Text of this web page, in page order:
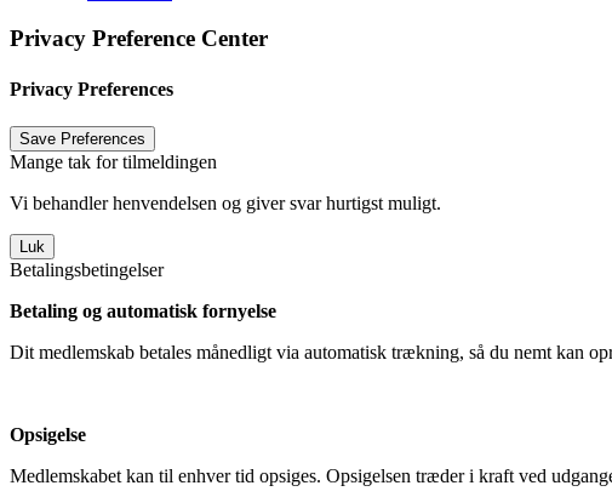
Privacy Preference Center
Privacy Preferences
Mange tak for tilmeldingen
Vi behandler henvendelsen og giver svar hurtigst muligt.
Luk
Betalingsbetingelser
Betaling og automatisk fornyelse
Dit medlemskab betales månedligt via automatisk trækning, så du nemt kan
Opsigelse
Medlemskabet kan til enhver tid opsiges. Opsigelsen træder i kraft ved